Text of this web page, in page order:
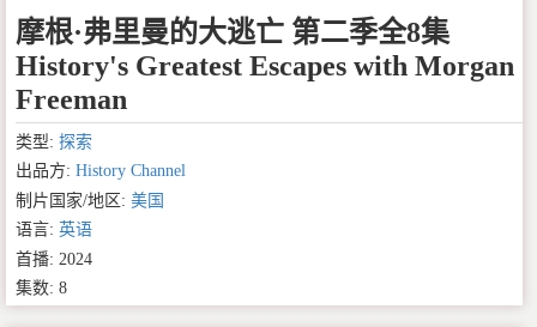
摩根·弗里曼的大逃亡 第二季全8集
History's Greatest Escapes with Morgan
Freeman
类型: 探索
出品方: History Channel
制片国家/地区: 美国
语言: 英语
首播: 2024
集数: 8